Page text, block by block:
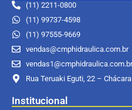
(11) 2211-0800
(11) 99737-4598
(11) 97555-9669
vendas@cmphidraulica.com.br
vendas1@cmphidraulica.com.br
Rua Teruaki Eguti, 22 –
Institucional